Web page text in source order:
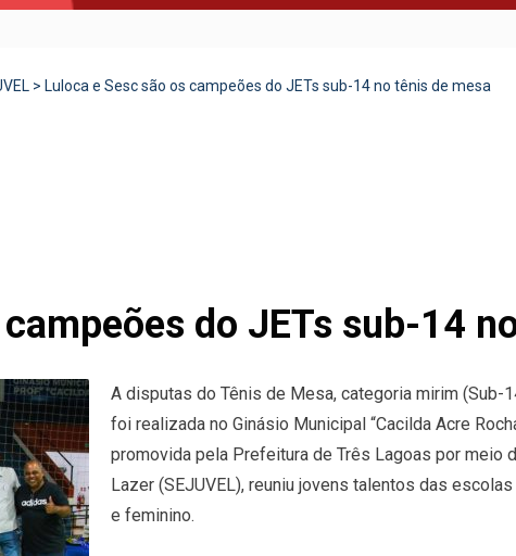
> Luloca e Sesc são os campeões do JETs sub-14 no tênis de mesa
do JETs sub-14
A disputas do Tênis de Mesa, categoria mirim
foi realizada no Ginásio Municipal “Cacilda Acre
promovida pela Prefeitura de Três Lagoas por meio
Lazer (SEJUVEL), reuniu jovens talentos das
e feminino.